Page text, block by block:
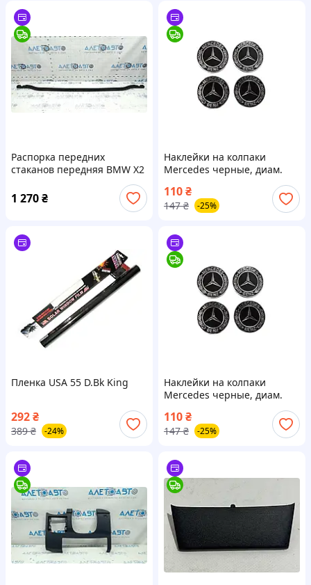
Распорка передних
стаканов передняя BMW X2
1 270₴
Наклейки на колпаки
Mercedes черные, диам.
110₴
147 ₴ -25%
Пленка USA 55 D.Bk King
292₴
389 ₴ -24%
Наклейки на колпаки
Mercedes черные, диам.
110₴
147 ₴ -25%